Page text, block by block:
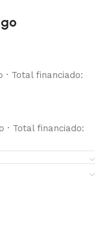
· Total financiado:
· Total financiado: